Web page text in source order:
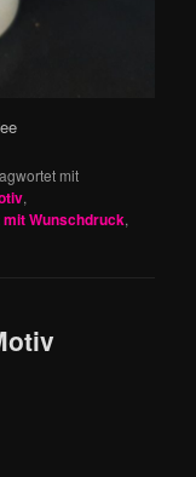
mit
,
Wunschdruck,